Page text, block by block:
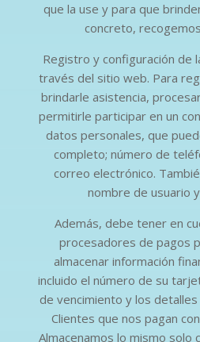
que la use y para que
concreto,
Registro y configuración de
través del sitio web. Para
brindarle asistencia,
permitirle participar en un
datos personales, que
completo; número de
correo electrónico.
nombre de usuario
Además, debe tener en
procesadores de pagos
almacenar información
incluido el número de su
de vencimiento y los
Clientes que nos pagan
Almacenamos lo mismo solo